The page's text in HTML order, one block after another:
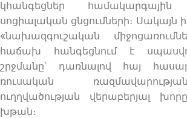
կհանգեցներ
սոցիալական ցնցումների։ Սակայն
«նախազգուշական
հաճախ հանգեցնում է
շրջմանը՝ դառնալով հայ
ռուսական
ուղղվածության վերաբերյալ
խթան։